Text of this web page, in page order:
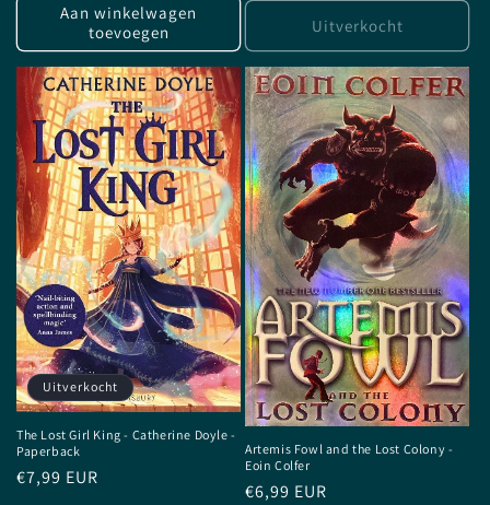
Aan winkelwagen
toevoegen
Uitverkocht
Uitverkocht
The Lost Girl King - Catherine Doyle -
Paperback
Normale
€7,99 EUR
Artemis Fowl and the Lost Colony -
Eoin Colfer
Normale
€6,99 EUR